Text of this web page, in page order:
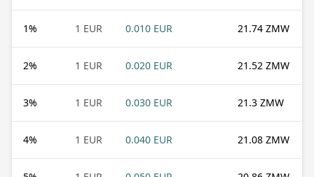
1% 1 EUR 0.010 EUR 21.74 ZMW
2% 1 EUR 0.020 EUR 21.52 ZMW
3% 1 EUR 0.030 EUR 21.3 ZMW
4% 1 EUR 0.040 EUR 21.08 ZMW